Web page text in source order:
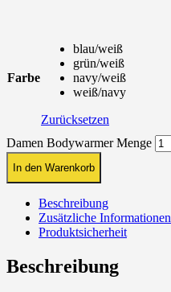
Farbe
blau/weiß
grün/weiß
navy/weiß
weiß/navy
Zurücksetzen
Damen Bodywarmer Menge
In den Warenkorb
Beschreibung
Zusätzliche Informationen
Produktsicherheit
Beschreibung